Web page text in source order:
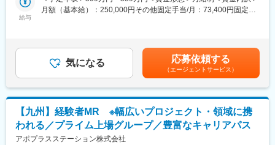
■充実した研修制度
■手厚い福利厚生
・転勤時の引越し費用負担
・単身赴任手当／帰省補助
■当社の特徴
研修終了後は各製薬メーカーのプロジェクトに配属される『コン
＜2人に1人は未経験入社、75%は異業種からの転職者です＞
品に関する情報提供を行います。
医薬品は「どの成分に、どのような効果があって、誰に使うと良
いのか」などの情報が付加されて、初めて効果的に使うことがで
きます。医師への適切な医薬品情報の提供を通じて、患者さんの
治療、地域医療課題に貢献することができます。
給与
月額（基本給）：250,000円その他固定手当/月：73,400円固定残
どを考慮し、規定により決定します。※年収の他に別途日当（月額
3～4万円）・諸手当有昇給：年1回★頑張りに応じて年収UP★赴
任先の評価次第で大幅に年収をUPできます。（年2回業績給改
定）賃金はあくまでも目安の金額であり、選考を通じて上下する
可能性があります。月給(月額)は固定手当を含めた表記です。
気になる 応募依頼する
（エージェントサービス）
【九州】経験者MR ※幅広いプロジェクト・領域に携
われる／プライム上場グループ／豊富なキャリアパス
アポプラスステーション株式会社